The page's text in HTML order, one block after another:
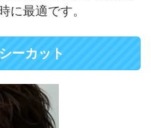
に最適です。
ーカット